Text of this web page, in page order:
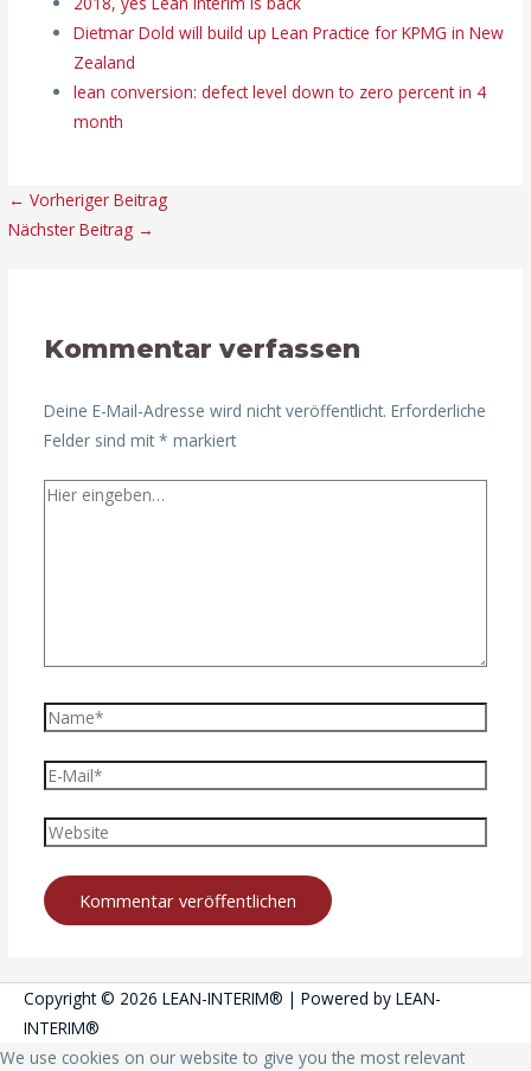
Dietmar Dold will build up Lean Practice for KPMG in New
Zealand
lean conversion: defect level down to zero percent in 4
month
← Vorheriger Beitrag
Nächster Beitrag →
Kommentar verfassen
Deine E-Mail-Adresse wird nicht veröffentlicht. Erforderliche
Felder sind mit * markiert
Copyright © 2026 LEAN-INTERIM® | Powered by LEAN-
INTERIM®
We use cookies on our website to give you the most relevant